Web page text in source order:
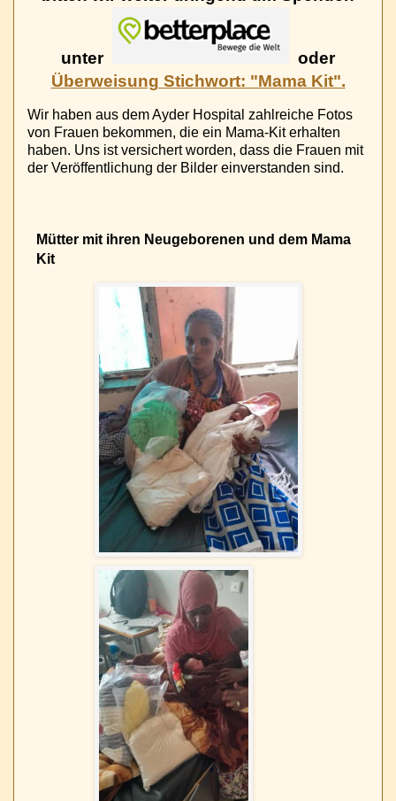
unter
oder
Überweisung Stichwort: "Mama Kit".
Wir haben aus dem Ayder Hospital zahlreiche Fotos
von Frauen bekommen, die ein Mama-Kit erhalten
haben. Uns ist versichert worden, dass die Frauen mit
der Veröffentlichung der Bilder einverstanden sind.
Mütter mit ihren Neugeborenen und dem Mama
Kit